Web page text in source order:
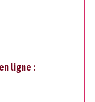
ligne :